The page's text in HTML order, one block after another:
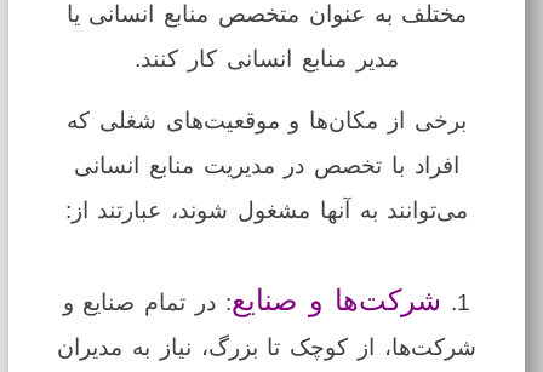
مختلف به عنوان متخصص منابع انسانی یا
مدیر منابع انسانی کار کنند.
برخی از مکان‌ها و موقعیت‌های شغلی که
افراد با تخصص در مدیریت منابع انسانی
می‌توانند به آنها مشغول شوند، عبارتند از:
شرکت‌ها و صنایع: در تمام صنایع و
شرکت‌ها، از کوچک تا بزرگ، نیاز به مدیران